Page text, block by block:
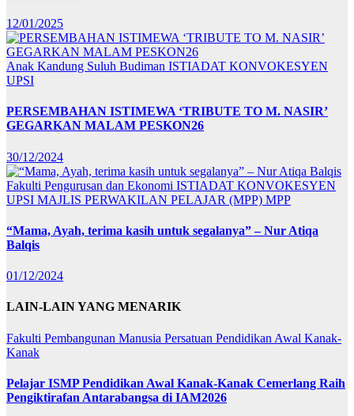
12/01/2025
Anak Kandung Suluh Budiman ISTIADAT KONVOKESYEN
UPSI
PERSEMBAHAN ISTIMEWA ‘TRIBUTE TO M. NASIR’
GEGARKAN MALAM PESKON26
30/12/2024
Fakulti Pengurusan dan Ekonomi ISTIADAT KONVOKESYEN
UPSI MAJLIS PERWAKILAN PELAJAR (MPP) MPP
“Mama, Ayah, terima kasih untuk segalanya” – Nur Atiqa
Balqis
01/12/2024
LAIN-LAIN YANG MENARIK
Fakulti Pembangunan Manusia Persatuan Pendidikan Awal Kanak-
Kanak
Pelajar ISMP Pendidikan Awal Kanak-Kanak Cemerlang Raih
Pengiktirafan Antarabangsa di IAM2026